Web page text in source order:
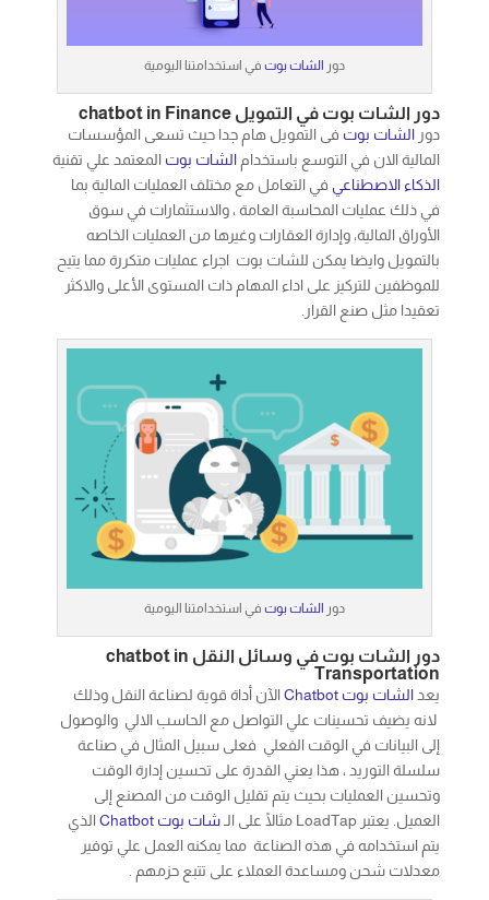
الشات بوتفي استخدامتنا اليومية
دور الشات بوت في التمويل chatbot in Finance
فى التمويل هام جدا حيث تسعى المؤسسات
المالية الان في التوسع باستخدام
الشات بوت المعتمد علي تقنية
الذكاء الاصطناعيفي التعامل مع مختلف العمليات المالية بما
في ذلك عمليات المحاسبة العامة ، والاستثمارات في سوق
الأوراق المالية، وإدارة العقارات وغيرها من العمليات الخاصه
بالتمويل وايضا يمكن للشات بوت اجراء عمليات متكررة مما يتيح
للموظفين للتركيز على اداء المهام ذات المستوى الأعلى والاكثر
تعقيدا مثل صنع القرار.
الشات بوت في استخدامتنا اليومية
دور الشات بوت في وسائل النقل chatbot in
Transportation
يعدالشات بوتChatbotالآن أداة قوية لصناعة النقل وذلك
لانه يضيف تحسينات علي التواصل مع الحاسب الالي والوصول
إلى البيانات في الوقت الفعلي فعلى سبيل المثال في صناعة
سلسلة التوريد ، هذا يعني القدرة على تحسين إدارة الوقت
وتحسين العمليات بحيث يتم تقليل الوقت من المصنع إلى
العميل. يعتبر LoadTap مثالًا على الـ
شات بوتChatbotالذي
يتم استخدامه في هذه الصناعة مما يمكنه العمل علي توفير
معدلات شحن ومساعدة العملاء على تتبع حزمهم .